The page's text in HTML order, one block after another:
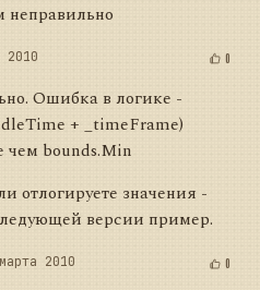
неправильно
2010 0
Ошибка в логике -
+ _timeFrame)
чем bounds.Min
отлогируете значения -
версии пример.
2010 0